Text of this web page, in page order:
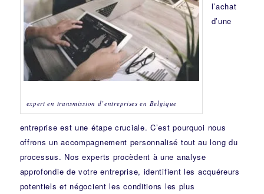
expert en transmission d’entreprises en Belgique
l’achat
d’une
entreprise est une étape cruciale. C’est pourquoi nous
offrons un accompagnement personnalisé tout au long du
processus. Nos experts procèdent à une analyse
approfondie de votre entreprise, identifient les acquéreurs
potentiels et négocient les conditions les plus